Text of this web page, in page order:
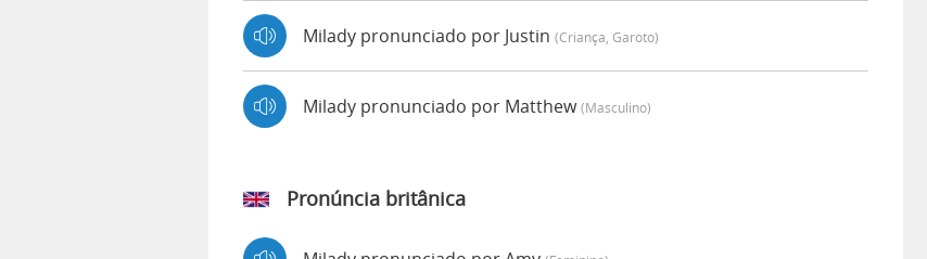
Milady pronunciado por Justin (criança, Garoto)
Milady pronunciado por Matthew(masculino)
Pronúncia britânica